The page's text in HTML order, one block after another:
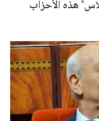
هذه الأحزاب